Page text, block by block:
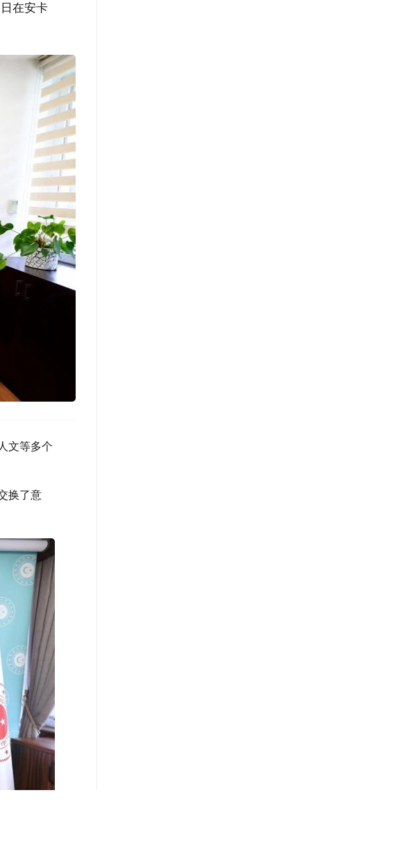
在安卡
文等多个
换了意